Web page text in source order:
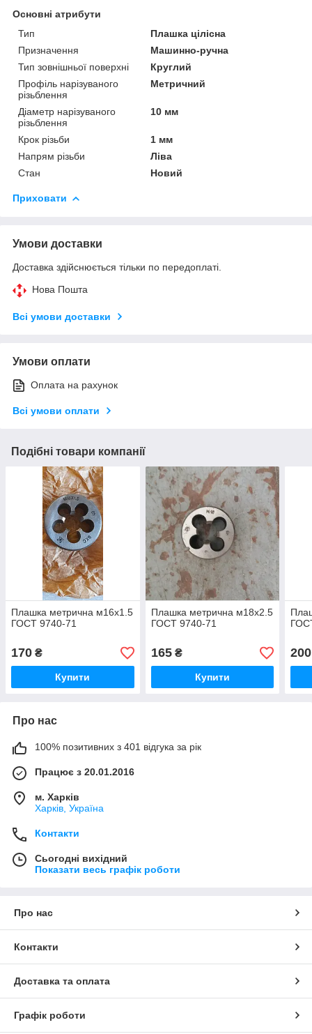
Основні атрибути
Тип
Плашка цілісна
Призначення
Машинно-ручна
Тип зовнішньої поверхні
Круглий
Профіль нарізуваного
різьблення
Метричний
Діаметр нарізуваного
різьблення
10 мм
Крок різьби
1 мм
Напрям різьби
Ліва
Стан
Новий
Приховати
Умови доставки
Доставка здійснюється тільки по передоплаті.
Нова Пошта
Всі умови доставки
Умови оплати
Оплата на рахунок
Всі умови оплати
Подібні товари компанії
Плашка метрична м16х1.5
ГОСТ 9740-71
170 ₴
Купити
Плашка метрична м18х2.5
ГОСТ 9740-71
165₴
Купити
200
Про нас
100% позитивних з 401 відгука за рік
Працює з 20.01.2016
м. Харків
Харків, Україна
Контакти
Сьогодні вихідний
Показати весь графік роботи
Про нас
Контакти
Доставка та оплата
Графік роботи